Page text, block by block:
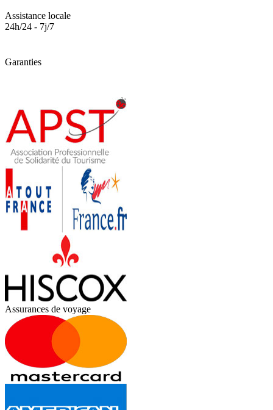
Assistance locale
24h/24 - 7j/7
Garanties
Assurances de voyage